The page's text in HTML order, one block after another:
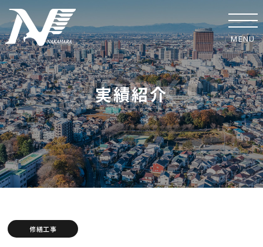
MENU
ホーム
事業紹介
実績紹介
中原工業の取り組み
安全への取り組み
実績紹介
修繕工事